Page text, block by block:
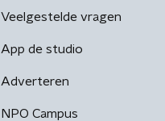
Veelgestelde vragen
App de studio
Adverteren
NPO Campus